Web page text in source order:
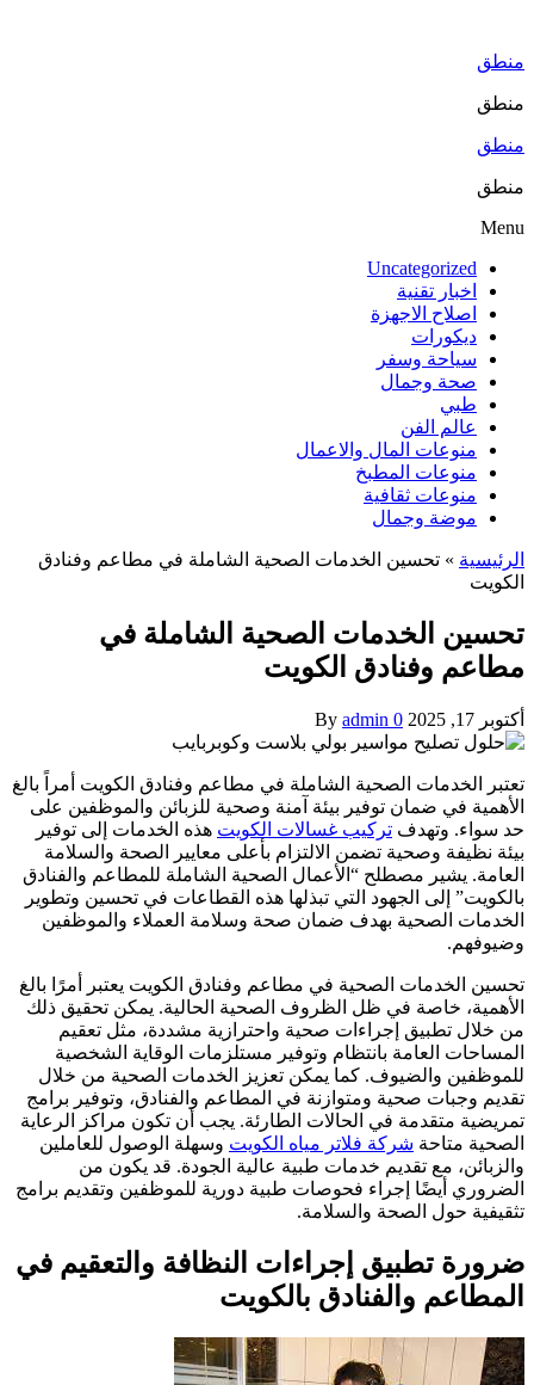
the
منطق
منطق
منطق
منطق
Menu
Uncategorized
اخبار تقنية
اصلاح الاجهزة
ديكورات
سياحة وسفر
صحة وجمال
طبي
عالم الفن
منوعات المال والاعمال
منوعات المطبخ
منوعات ثقافية
موضة وجمال
الرئيسية » تحسين الخدمات الصحية الشاملة في مطاعم وفنادق
الكويت
تحسين الخدمات الصحية الشاملة في
مطاعم وفنادق الكويت
أكتوبر 17, 2025 By admin 0
تعتبر الخدمات الصحية الشاملة في مطاعم وفنادق الكويت أمراً بالغ
الأهمية في ضمان توفير بيئة آمنة وصحية للزبائن والموظفين على
حد سواء. وتهدف تركيب غسالات الكويت هذه الخدمات إلى توفير
بيئة نظيفة وصحية تضمن الالتزام بأعلى معايير الصحة والسلامة
العامة. يشير مصطلح “الأعمال الصحية الشاملة للمطاعم والفنادق
بالكويت” إلى الجهود التي تبذلها هذه القطاعات في تحسين وتطوير
الخدمات الصحية بهدف ضمان صحة وسلامة العملاء والموظفين
وضيوفهم.
تحسين الخدمات الصحية في مطاعم وفنادق الكويت يعتبر أمرًا بالغ
الأهمية، خاصة في ظل الظروف الصحية الحالية. يمكن تحقيق ذلك
من خلال تطبيق إجراءات صحية واحترازية مشددة، مثل تعقيم
المساحات العامة بانتظام وتوفير مستلزمات الوقاية الشخصية
للموظفين والضيوف. كما يمكن تعزيز الخدمات الصحية من خلال
تقديم وجبات صحية ومتوازنة في المطاعم والفنادق، وتوفير برامج
تمريضية متقدمة في الحالات الطارئة. يجب أن تكون مراكز الرعاية
الصحية متاحة شركة فلاتر مياه الكويت وسهلة الوصول للعاملين
والزبائن، مع تقديم خدمات طبية عالية الجودة. قد يكون من
الضروري أيضًا إجراء فحوصات طبية دورية للموظفين وتقديم برامج
تثقيفية حول الصحة والسلامة.
ضرورة تطبيق إجراءات النظافة والتعقيم في
المطاعم والفنادق بالكويت